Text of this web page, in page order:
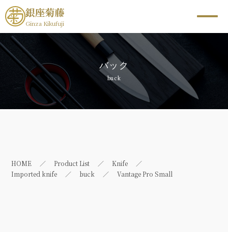
銀座菊藤
Ginza Kikufuji
バック
buck
HOME Product List
Knife
Imported knife
buck Vantage Pro Small